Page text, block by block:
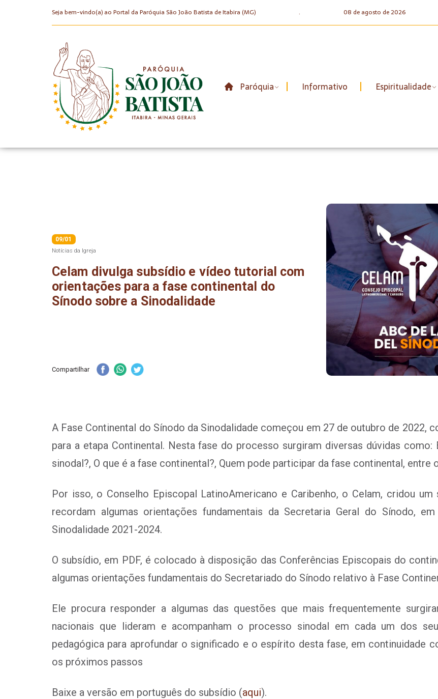
Seja bem-vindo(a) ao Portal da Paróquia São João Batista de Itabira (MG) . 08 de agosto de 2026
Paróquia Informativo Espiritualidade
09/01
Notícias da Igreja
Celam divulga subsídio e vídeo tutorial com
orientações para a fase continental do
Sínodo sobre a Sinodalidade
Compartilhar
A Fase Continental do Sínodo da Sinodalidade começou em 27 de outubro de 2022,
para a etapa Continental. Nesta fase do processo surgiram diversas dúvidas
sinodal?, O que é a fase continental?, Quem pode participar da fase continental, entre
Por isso, o Conselho Episcopal LatinoAmericano e Caribenho, o Celam, cridou
recordam algumas orientações fundamentais da Secretaria Geral do Sínodo,
Sinodalidade 2021-2024.
O subsídio, em PDF, é colocado à disposição das Conferências Episcopais do
algumas orientações fundamentais do Secretariado do Sínodo relativo à Fase
Ele procura responder a algumas das questões que mais frequentemente
nacionais que lideram e acompanham o processo sinodal em cada um dos
pedagógica para aprofundar o significado e o espírito desta fase, em continuidade
os próximos passos
Baixe a versão em português do subsídio (aqui).